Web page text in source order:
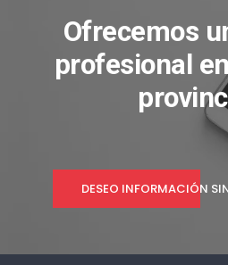
Ofrecemos
profesional
DESEO INFORMACIÓN